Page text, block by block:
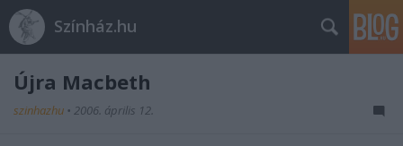
Színház.hu
Újra Macbeth
szinhazhu • 2006. április 12.